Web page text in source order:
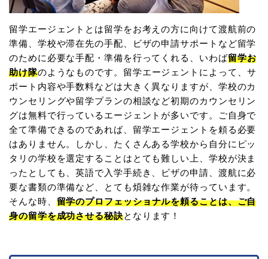
留学エージェントとは留学をお考えの方に向けて渡航前の
準備、学校や滞在先の手配、ビザの申請サポートなど留学
のために必要な手配・準備を行ってくれる、いわば留学お
助け隊のようなものです。留学エージェントによって、サ
ポート内容や手数料などは大きく異なりますが、学校のカ
ウンセリングや留学プランの相談など初期のカウンセリン
グは無料で行っているエージェントが多いです。ご自身で
全て準備できるのであれば、留学エージェントを頼る必要
はありません。しかし、たくさんある学校から自分にピッ
タリの学校を選定することはとても難しい上、学校が決ま
ったとしても、英語で入学手続き、ビザの申請、渡航に必
要な書類の準備など、とても煩雑な作業が待っています。
そんな時、 留学のプロフェッショナルを頼ることは、ご自
身の留学を成功させる秘訣となります！